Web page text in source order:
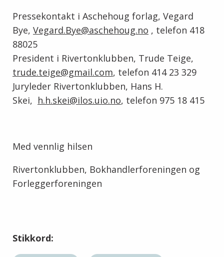
Pressekontakt i Aschehoug forlag, Vegard
Bye, Vegard.Bye@aschehoug.no , telefon 418
88025
President i Rivertonklubben, Trude Teige,
trude.teige@gmail.com, telefon 414 23 329
Juryleder Rivertonklubben, Hans H.
Skei, h.h.skei@ilos.uio.no, telefon 975 18 415
Med vennlig hilsen
Rivertonklubben, Bokhandlerforeningen og
Forleggerforeningen
Stikkord: